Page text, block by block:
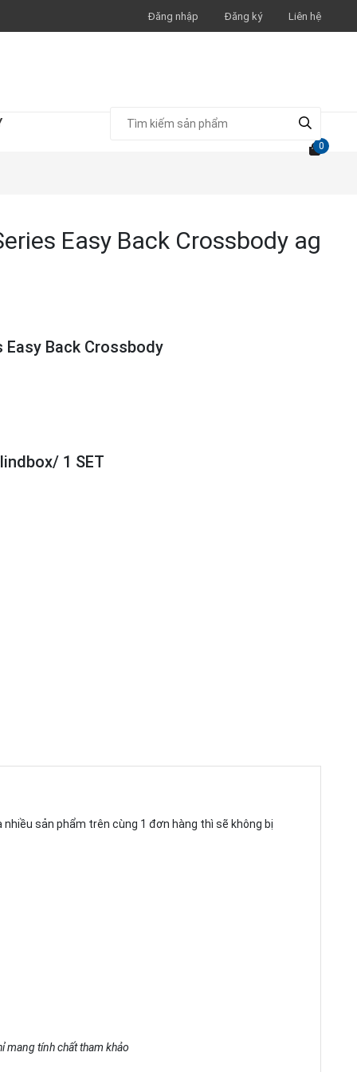
Đăng nhập Đăng ký Liên hệ
0
Easy Back Crossbody ag
Back Crossbody
1 SET
sản phẩm trên cùng 1 đơn hàng thì sẽ không bị
mang tính chất tham khảo